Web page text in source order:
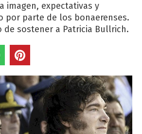
imagen, expectativas y
por parte de los bonaerenses.
de sostener a Patricia Bullrich.